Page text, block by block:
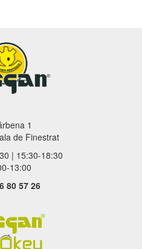
1
de Finestrat
| 15:30-18:30
13:00
80 57 26